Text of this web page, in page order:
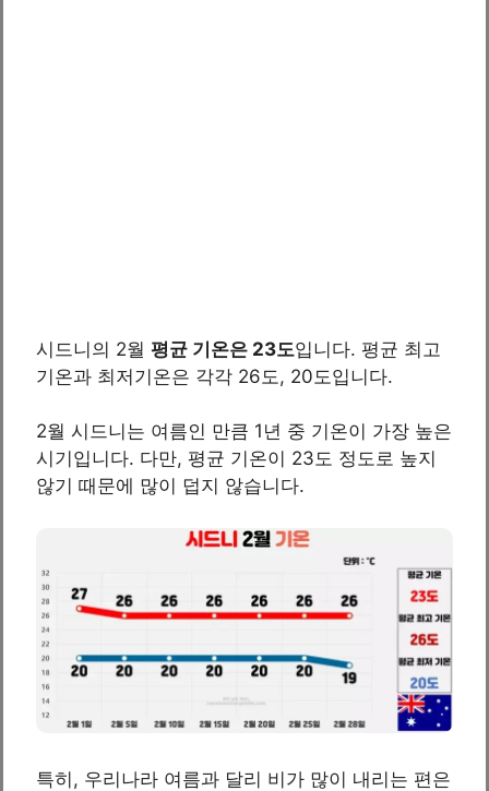
시드니의 2월 평균 기온은 23도입니다. 평균 최고
기온과 최저기온은 각각 26도, 20도입니다.
2월 시드니는 여름인 만큼 1년 중 기온이 가장 높은
시기입니다. 다만, 평균 기온이 23도 정도로 높지
않기 때문에 많이 덥지 않습니다.
특히, 우리나라 여름과 달리 비가 많이 내리는 편은